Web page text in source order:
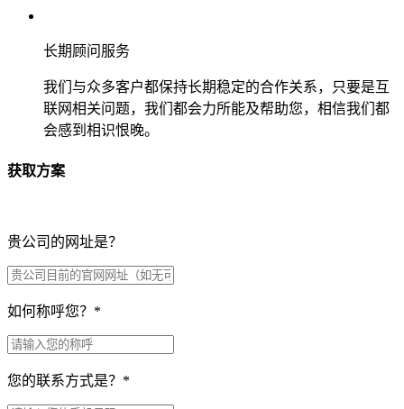
长期顾问服务
我们与众多客户都保持长期稳定的合作关系，只要是互
联网相关问题，我们都会力所能及帮助您，相信我们都
会感到相识恨晚。
获取方案
贵公司的网址是？
如何称呼您？ *
您的联系方式是？ *